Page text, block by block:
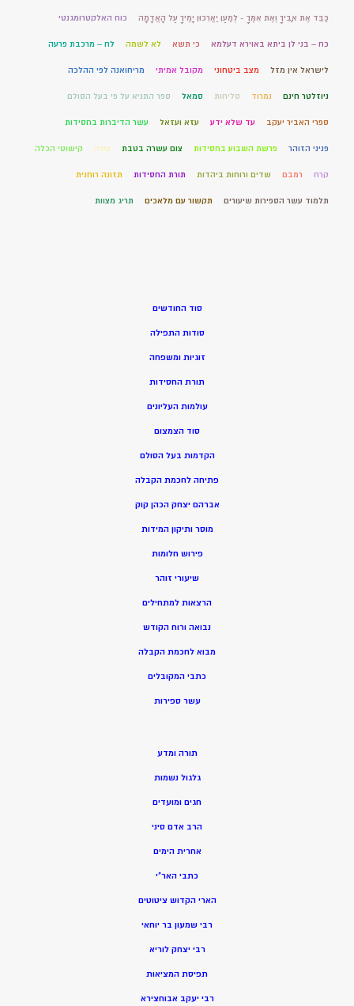
כַּבֵּד אֶת אָבִיךָ וְאֶת אִמֶּךָ - לְמַעַן יַאֲרִכוּן יָמֶיךָ עַל הָאֲדָמָה כוח האלקטרומגנטי
כח – בני לן ביתא באוירא דעלמא כי תשא לא לשמה לח – מרכבת פרעה
לישראל אין מזל מצב ביטחוני מקובל אמיתי מריחואנה לפי ההלכה
ניוזלטר חינם נמרוד סליחות סמאל ספר התניא על פי בעל הסולם
ספרי האביר יעקב עד שלא ידע עזא ועזאל עשר הדיברות בחסידות
פניני הזוהר פרשת השבוע בחסידות צום עשרה בטבת צורה קישוטי הכלה
קרח רמבם שדים ורוחות ביהדות תורת החסידות תזונה רוחנית
תלמוד עשר הספירות שיעורים תקשור עם מלאכים תריג מצוות
סוד החודשים
סודות התפילה
זוגיות ומשפחה
תורת החסידות
עולמות העליונים
סוד הצמצום
הקדמות בעל הסולם
פתיחה לחכמת הקבלה
אברהם יצחק הכהן קוק
מוסר ותיקון המידות
פירוש חלומות
שיעורי זוהר
הרצאות למתחילים
נבואה ורוח הקודש
מבוא לחכמת הקבלה
כתבי המקובלים
עשר ספירות
תורה ומדע
גלגול נשמות
חגים ומועדים
הרב אדם סיני
אחרית הימים
כתבי האר”י
הארי הקדוש ציטוטים
רבי שמעון בר יוחאי
רבי יצחק לוריא
תפיסת המציאות
רבי יעקב אבוחצירא